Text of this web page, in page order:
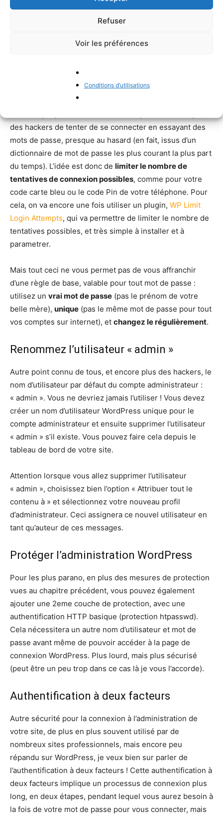
Refuser
Voir les préférences
Conditions d’utilisations
à l’administration de votre site vous êtes surement
avez peut être déjà entendu ce terme, mais qu’est ce
des hackers de tenter de se connecter en essayant des
mots de passe, presque au hasard (en fait, issus d’un
dictionnaire de mot de passe les plus courant la plus part
du temps). L’idée est donc de limiter le nombre de
tentatives de connexion possibles, comme pour votre
code carte bleu ou le code Pin de votre téléphone. Pour
cela, on va encore une fois utiliser un plugin, WP Limit
Login Attempts, qui va permettre de limiter le nombre de
tentatives possibles, et très simple à installer et à
parametrer.
Mais tout ceci ne vous permet pas de vous affranchir
d’une règle de base, valable pour tout mot de passe :
utilisez un vrai mot de passe (pas le prénom de votre
belle mère), unique (pas le même mot de passe pour tout
vos comptes sur internet), et changez le régulièrement.
Renommez l’utilisateur « admin »
Autre point connu de tous, et encore plus des hackers, le
nom d’utilisateur par défaut du compte administrateur :
« admin ». Vous ne devriez jamais l’utiliser ! Vous devez
créer un nom d’utilisateur WordPress unique pour le
compte administrateur et ensuite supprimer l’utilisateur
« admin » s’il existe. Vous pouvez faire cela depuis le
tableau de bord de votre site.
Attention lorsque vous allez supprimer l’utilisateur
« admin », choisissez bien l’option « Attribuer tout le
contenu à » et sélectionnez votre nouveau profil
d’administrateur. Ceci assignera ce nouvel utilisateur en
tant qu’auteur de ces messages.
Protéger l’administration WordPress
Pour les plus parano, en plus des mesures de protection
vues au chapitre précédent, vous pouvez également
ajouter une 2eme couche de protection, avec une
authentification HTTP basique (protection htpasswd).
Cela nécessitera un autre nom d’utilisateur et mot de
passe avant même de pouvoir accéder à la page de
connexion WordPress. Plus lourd, mais plus sécurisé
(peut être un peu trop dans ce cas là je vous l’accorde).
Authentification à deux facteurs
Autre sécurité pour la connexion à l’administration de
votre site, de plus en plus souvent utilisé par de
nombreux sites professionnels, mais encore peu
répandu sur WordPress, je veux bien sur parler de
l’authentification à deux facteurs ! Cette authentification à
deux facteurs implique un processus de connexion plus
long, en deux étapes, pendant lequel vous aurez besoin à
la fois de votre mot de passe pour vous connecter, mais